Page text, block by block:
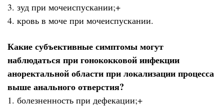
3. зуд при мочеиспускании;+
4. кровь в моче при мочеиспускании.
Какие субъективные симптомы могут
наблюдаться при гонококковой инфекции
аноректальной области при локализации процесса
выше анального отверстия?
1. болезненность при дефекации;+